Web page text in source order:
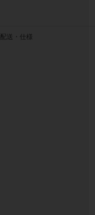
配送・仕様